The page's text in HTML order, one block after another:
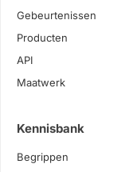
Gebeurtenissen
Producten
API
Maatwerk
Kennisbank
Begrippen